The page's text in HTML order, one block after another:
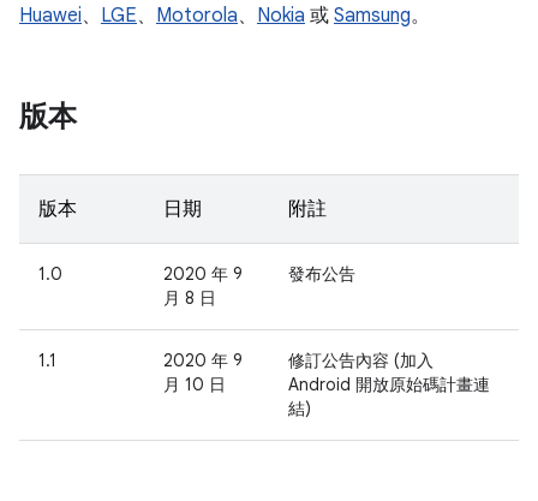
Huawei、 LGE、 Motorola、 Nokia 或 Samsung。
版本
版本 日期 附註
1.0
2020 年 9
月 8 日
發布公告
1.1
2020 年 9
月 10 日
修訂公告內容 (加入
Android 開放原始碼計畫連
結)